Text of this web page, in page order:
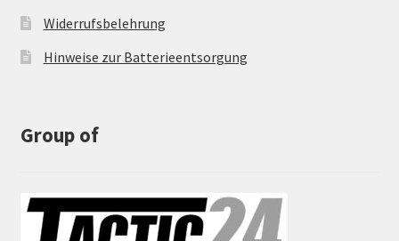
Widerrufsbelehrung
Hinweise zur Batterieentsorgung
Group of